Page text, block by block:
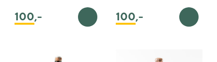
100,- Legg i handlekurv
100,- Legg i